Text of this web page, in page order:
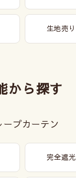
生地売り
から探す
ープカーテン
完全遮光